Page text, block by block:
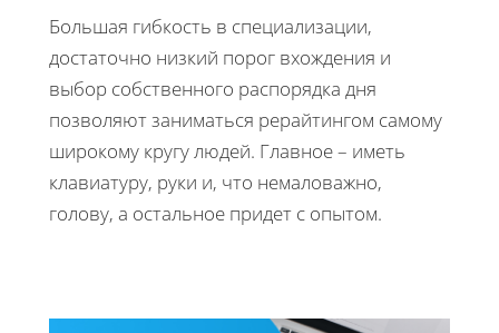
Большая гибкость в специализации,
достаточно низкий порог вхождения и
выбор собственного распорядка дня
позволяют заниматься рерайтингом самому
широкому кругу людей. Главное – иметь
клавиатуру, руки и, что немаловажно,
голову, а остальное придет с опытом.